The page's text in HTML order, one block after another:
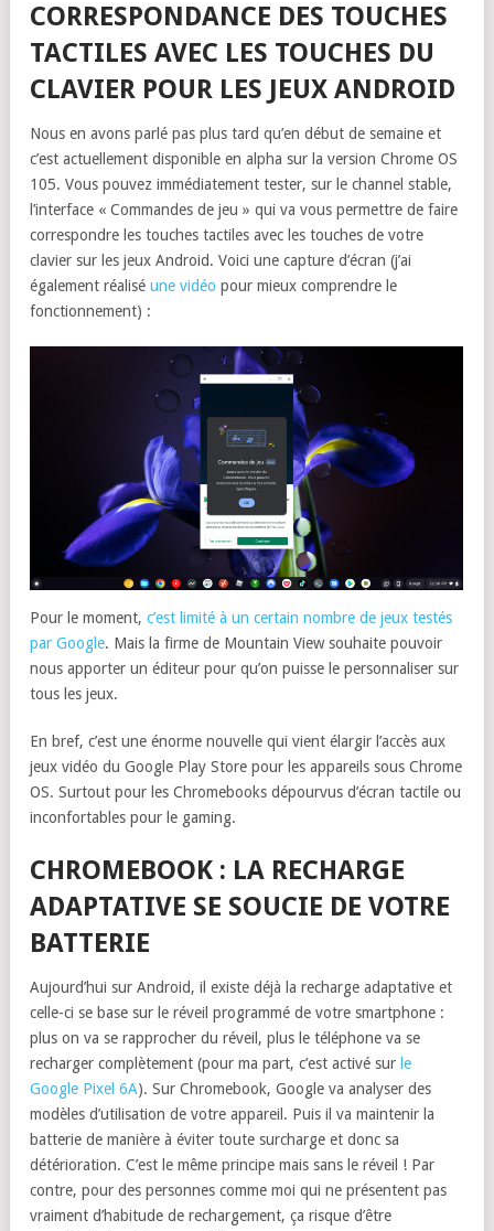
CORRESPONDANCE DES TOUCHES
TACTILES AVEC LES TOUCHES DU
CLAVIER POUR LES JEUX ANDROID
Nous en avons parlé pas plus tard qu’en début de semaine et
c’est actuellement disponible en alpha sur la version Chrome OS
105. Vous pouvez immédiatement tester, sur le channel stable,
l’interface « Commandes de jeu » qui va vous permettre de faire
correspondre les touches tactiles avec les touches de votre
clavier sur les jeux Android. Voici une capture d’écran (j’ai
également réalisé une vidéo pour mieux comprendre le
fonctionnement) :
Pour le moment, c’est limité à un certain nombre de jeux testés
par Google. Mais la firme de Mountain View souhaite pouvoir
nous apporter un éditeur pour qu’on puisse le personnaliser sur
tous les jeux.
En bref, c’est une énorme nouvelle qui vient élargir l’accès aux
jeux vidéo du Google Play Store pour les appareils sous Chrome
OS. Surtout pour les Chromebooks dépourvus d’écran tactile ou
inconfortables pour le gaming.
CHROMEBOOK : LA RECHARGE
ADAPTATIVE SE SOUCIE DE VOTRE
BATTERIE
Aujourd’hui sur Android, il existe déjà la recharge adaptative et
celle-ci se base sur le réveil programmé de votre smartphone :
plus on va se rapprocher du réveil, plus le téléphone va se
recharger complètement (pour ma part, c’est activé sur le
Google Pixel 6A). Sur Chromebook, Google va analyser des
modèles d’utilisation de votre appareil. Puis il va maintenir la
batterie de manière à éviter toute surcharge et donc sa
détérioration. C’est le même principe mais sans le réveil ! Par
contre, pour des personnes comme moi qui ne présentent pas
vraiment d’habitude de rechargement, ça risque d’être